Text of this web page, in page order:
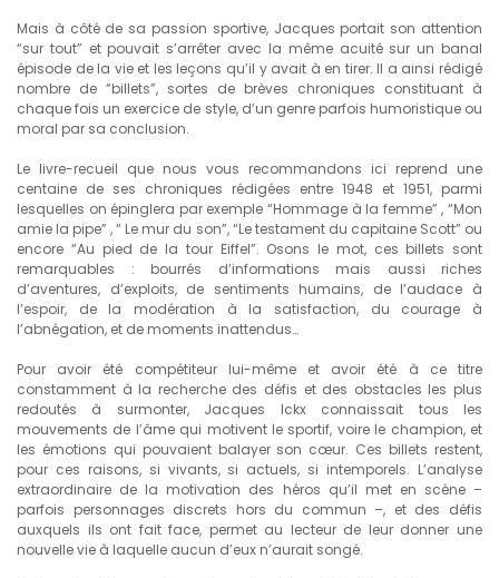
Mais à côté de sa passion sportive, Jacques portait son attention
“sur tout” et pouvait s’arrêter avec la même acuité sur un banal
épisode de la vie et les leçons qu’il y avait à en tirer. Il a ainsi rédigé
nombre de “billets”, sortes de brèves chroniques constituant à
chaque fois un exercice de style, d’un genre parfois humoristique ou
moral par sa conclusion.
Le livre-recueil que nous vous recommandons ici reprend une
centaine de ses chroniques rédigées entre 1948 et 1951, parmi
lesquelles on épinglera par exemple “Hommage à la femme” , “Mon
amie la pipe” , “ Le mur du son”, “Le testament du capitaine Scott” ou
encore “Au pied de la tour Eiffel”. Osons le mot, ces billets sont
remarquables : bourrés d’informations mais aussi riches
d’aventures, d’exploits, de sentiments humains, de l’audace à
l’espoir, de la modération à la satisfaction, du courage à
l’abnégation, et de moments inattendus…
Pour avoir été compétiteur lui-même et avoir été à ce titre
constamment à la recherche des défis et des obstacles les plus
redoutés à surmonter, Jacques Ickx connaissait tous les
mouvements de l’âme qui motivent le sportif, voire le champion, et
les émotions qui pouvaient balayer son cœur. Ces billets restent,
pour ces raisons, si vivants, si actuels, si intemporels. L’analyse
extraordinaire de la motivation des héros qu’il met en scène –
parfois personnages discrets hors du commun –, et des défis
auxquels ils ont fait face, permet au lecteur de leur donner une
nouvelle vie à laquelle aucun d’eux n’aurait songé.